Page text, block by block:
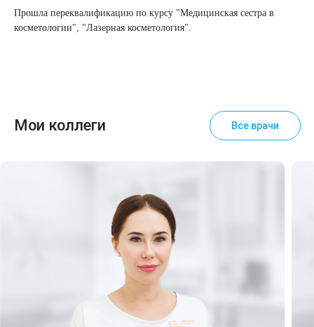
Прошла переквалификацию по курсу "Медицинская сестра в
косметологии", "Лазерная косметология".
Мои коллеги Все врачи
QOOL- омоложение
Лазерное лечение розацеа
Лазерная подтяжка кожи живота
Лазерная подтяжка кожи на бедрах и коленях
Лазерное омоложение груди
Купить абонемент